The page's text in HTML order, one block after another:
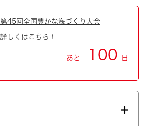
第45回全国豊かな海づくり大会
詳しくはこちら！
あと 100 日